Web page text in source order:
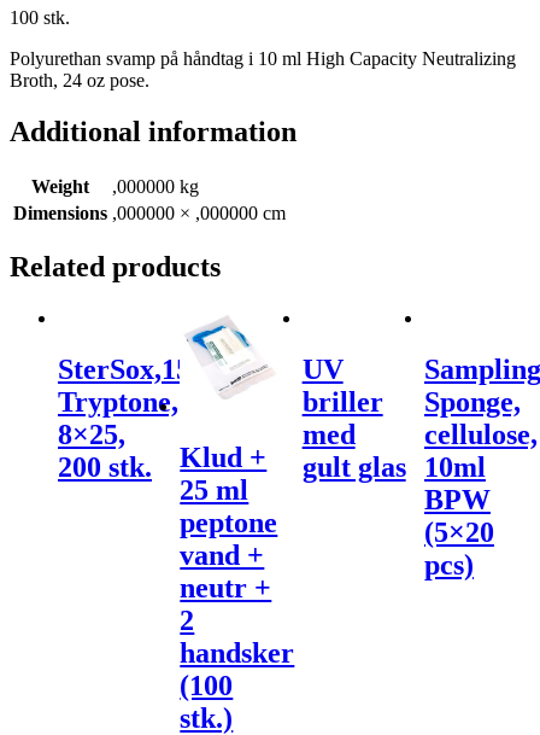
100 stk.
Polyurethan svamp på håndtag i 10 ml High Capacity Neutralizing
Broth, 24 oz pose.
Additional information
Weight
,000000 kg
Dimensions ,000000 × ,000000 cm
Related products
SterSox,15ml
Tryptone,
8×25,
200 stk.
Klud +
25 ml
peptone
vand +
neutr +
2
handsker
(100
stk.)
UV
briller
med
gult glas
Sampling
Sponge,
cellulose,
10ml
BPW
(5×20
pcs)